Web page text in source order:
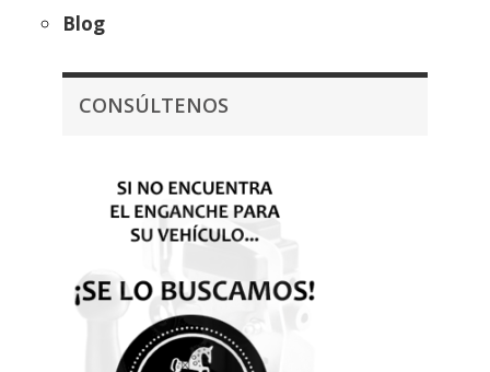
Blog
CONSÚLTENOS